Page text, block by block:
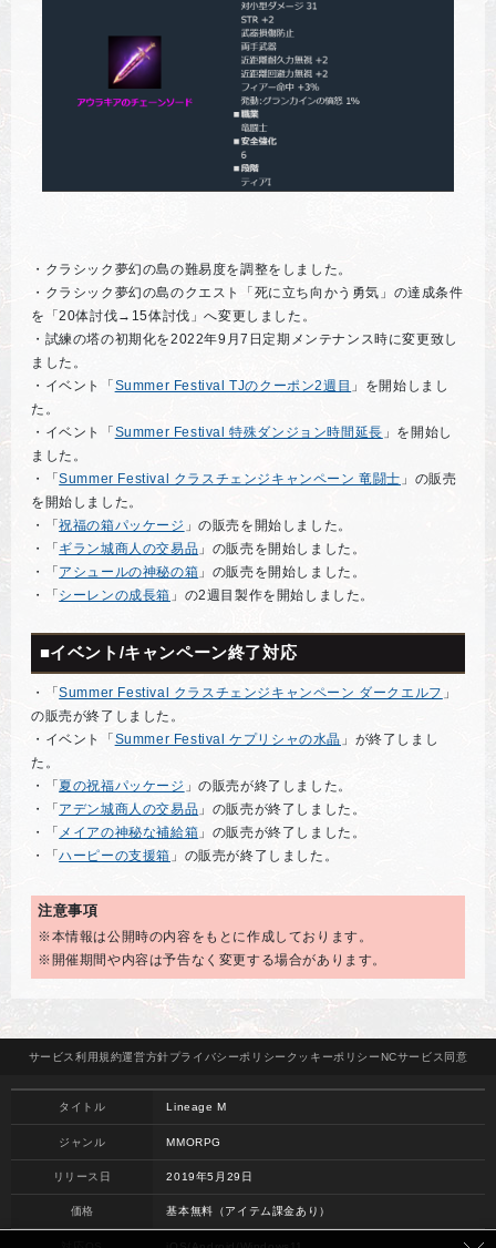
・クラシック夢幻の島の難易度を調整をしました。
・クラシック夢幻の島のクエスト「死に立ち向かう勇気」の達成条件
を「20体討伐→15体討伐」へ変更しました。
・試練の塔の初期化を2022年9月7日定期メンテナンス時に変更致し
ました。
・イベント「 Summer Festival TJのクーポン2週目 」を開始しまし
た。
・イベント「 Summer Festival 特殊ダンジョン時間延長 」を開始し
ました。
・「Summer Festival クラスチェンジキャンペーン 竜闘士 」の販売
を開始しました。
・「祝福の箱パッケージ 」の販売を開始しました。
・「 ギラン城商人の交易品 」の販売を開始しました。
・「 アシュールの神秘の箱 」の販売を開始しました。
・「 シーレンの成長箱 」の2週目製作を開始しました。
■イベント/キャンペーン終了対応
・「Summer Festival クラスチェンジキャンペーン ダークエルフ 」
の販売が終了しました。
・イベント「 Summer Festival ケプリシャの水晶 」が終了しまし
た。
・「夏の祝福パッケージ 」の販売が終了しました。
・「 アデン城商人の交易品 」の販売が終了しました。
・「 メイアの神秘な補給箱 」の販売が終了しました。
・「ハーピーの支援箱 」の販売が終了しました。
注意事項
※本情報は公開時の内容をもとに作成しております。
※開催期間や内容は予告なく変更する場合があります。
サービス 利用規約運営方針プライバシーポリシー クッキーポリシーNCサービス 同意
タイトル Lineage M
ジャンル MMORPG
リリース日 2019年5月29日
価格 基本無料（アイテム課金あり）